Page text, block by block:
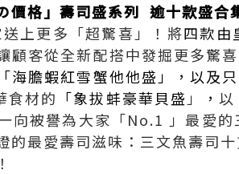
價格」壽司盛系列 逾十款盛合
上更多「超驚喜」！將四款由
顧客從全新配搭中發掘更多驚喜
海膽蝦紅雪蟹他他盛」，以及
食材的 「象拔蚌豪華貝盛 」 ，以
向被譽為大家「No.1 」最愛
的最愛壽司滋味：三文魚壽司